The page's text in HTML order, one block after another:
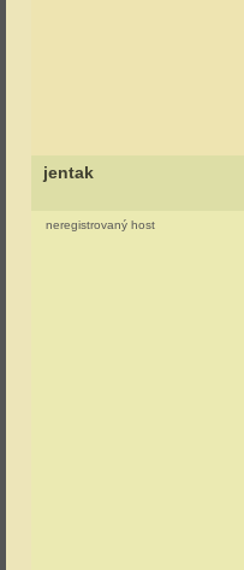
jentak
neregistrovaný host